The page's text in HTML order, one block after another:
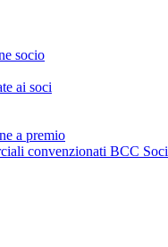
socio
ai soci
a premio
convenzionati BCC Soci